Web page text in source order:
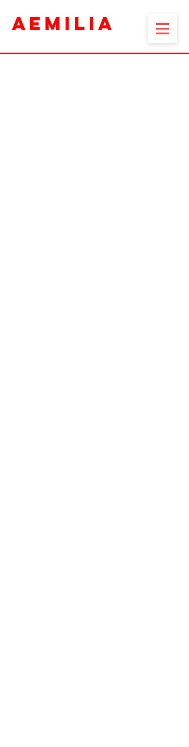
AEMILIA